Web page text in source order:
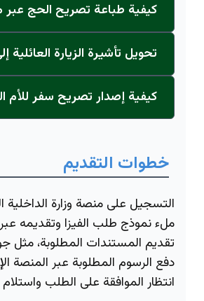
كيفية طباعة تصريح الحج عبر
تحويل تأشيرة الزيارة
كيفية إصدار تصريح سفر للأم
خطوات التقديم
التسجيل على منصة وزارة الداخلية
ملء نموذج طلب الفيزا وتقديمه عبر
تقديم المستندات المطلوبة، مثل
دفع الرسوم المطلوبة عبر المنصة
انتظار الموافقة على الطلب واستلام